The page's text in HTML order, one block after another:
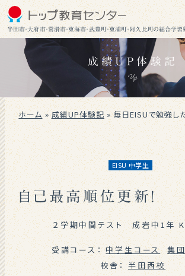
半田市・大府市・常滑市・東海市・武豊町・東浦町・阿久比町の総合学習
成績UP体験記
Up
ホーム»成績UP体験記»毎日EISUで勉強し
EISU 中学生
自己最高順位更新！
２学期中間テスト 成岩中1年 K
受講コース：中学生コース
集
校舎：半田西校